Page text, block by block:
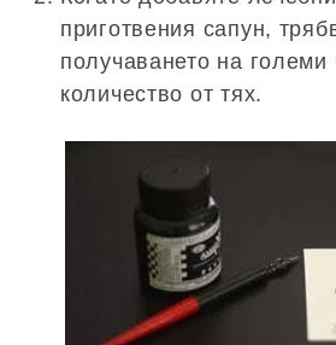
приготвения сапун,
получаването на големи
количество от тях.